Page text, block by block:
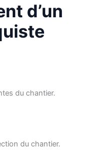
d’un
du chantier.
du chantier.